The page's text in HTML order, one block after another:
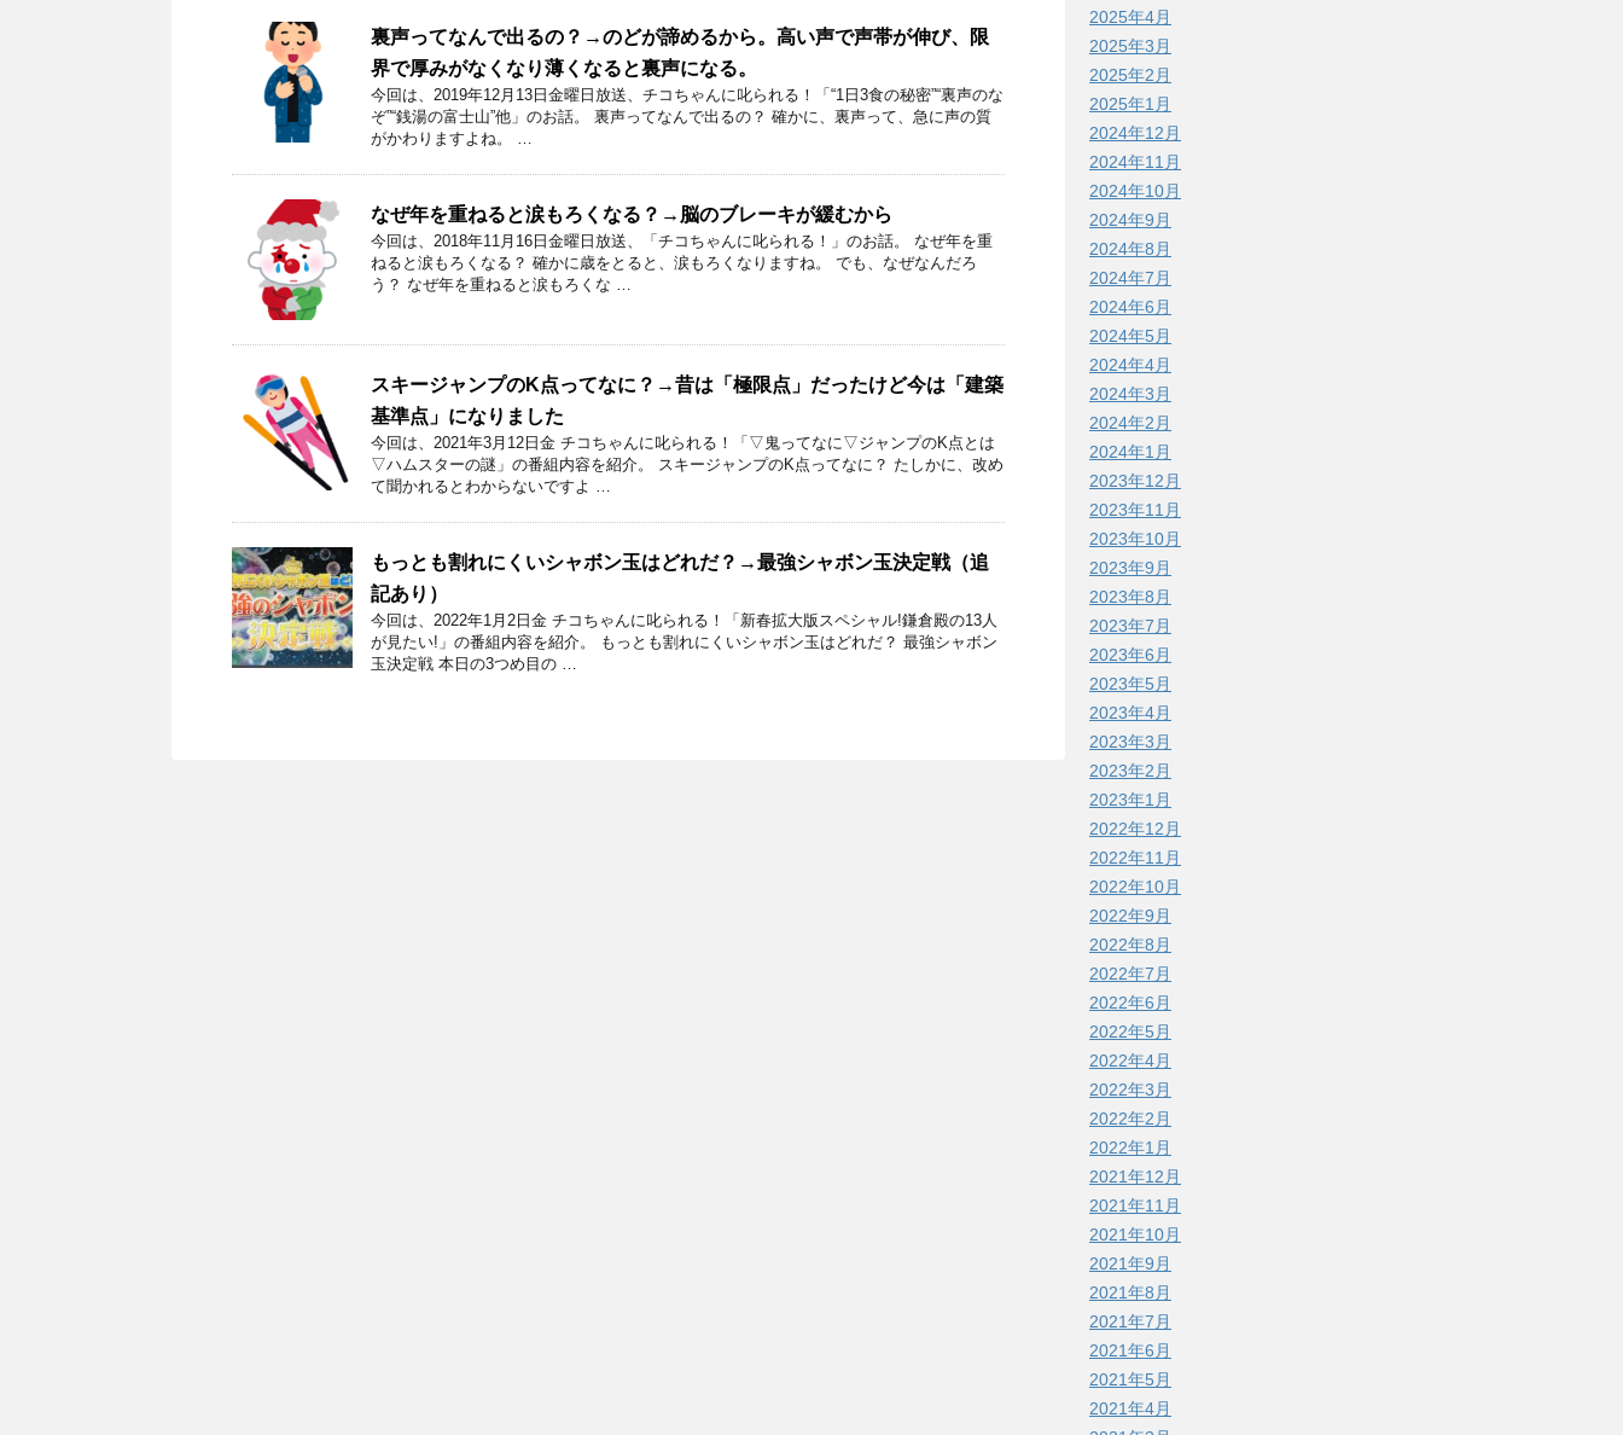
裏声ってなんで出るの？→のどが諦めるから。高い声で声帯が伸び、限
界で厚みがなくなり薄くなると裏声になる。
今回は、2019年12月13日金曜日放送、チコちゃんに叱られる！「“1日3食の秘密”“裏声のな
ぞ”“銭湯の富士山”他」のお話。 裏声ってなんで出るの？ 確かに、裏声って、急に声の質
がかわりますよね。 …
なぜ年を重ねると涙もろくなる？→脳のブレーキが緩むから
今回は、2018年11月16日金曜日放送、「チコちゃんに叱られる！」のお話。 なぜ年を重
ねると涙もろくなる？ 確かに歳をとると、涙もろくなりますね。 でも、なぜなんだろ
う？ なぜ年を重ねると涙もろくな …
スキージャンプのK点ってなに？→昔は「極限点」だったけど今は「建築
基準点」になりました
今回は、2021年3月12日金 チコちゃんに叱られる！「▽鬼ってなに▽ジャンプのK点とは
▽ハムスターの謎」の番組内容を紹介。 スキージャンプのK点ってなに？ たしかに、改め
て聞かれるとわからないですよ …
もっとも割れにくいシャボン玉はどれだ？→最強シャボン玉決定戦（追
記あり）
今回は、2022年1月2日金 チコちゃんに叱られる！「新春拡大版スペシャル!鎌倉殿の13人
が見たい!」の番組内容を紹介。 もっとも割れにくいシャボン玉はどれだ？ 最強シャボン
玉決定戦 本日の3つめ目の …
2025年4月
2025年3月
2025年2月
2025年1月
2024年12月
2024年11月
2024年10月
2024年9月
2024年8月
2024年7月
2024年6月
2024年5月
2024年4月
2024年3月
2024年2月
2024年1月
2023年12月
2023年11月
2023年10月
2023年9月
2023年8月
2023年7月
2023年6月
2023年5月
2023年4月
2023年3月
2023年2月
2023年1月
2022年12月
2022年11月
2022年10月
2022年9月
2022年8月
2022年7月
2022年6月
2022年5月
2022年4月
2022年3月
2022年2月
2022年1月
2021年12月
2021年11月
2021年10月
2021年9月
2021年8月
2021年7月
2021年6月
2021年5月
2021年4月